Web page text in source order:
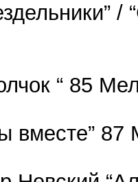
“ 85
вместе”